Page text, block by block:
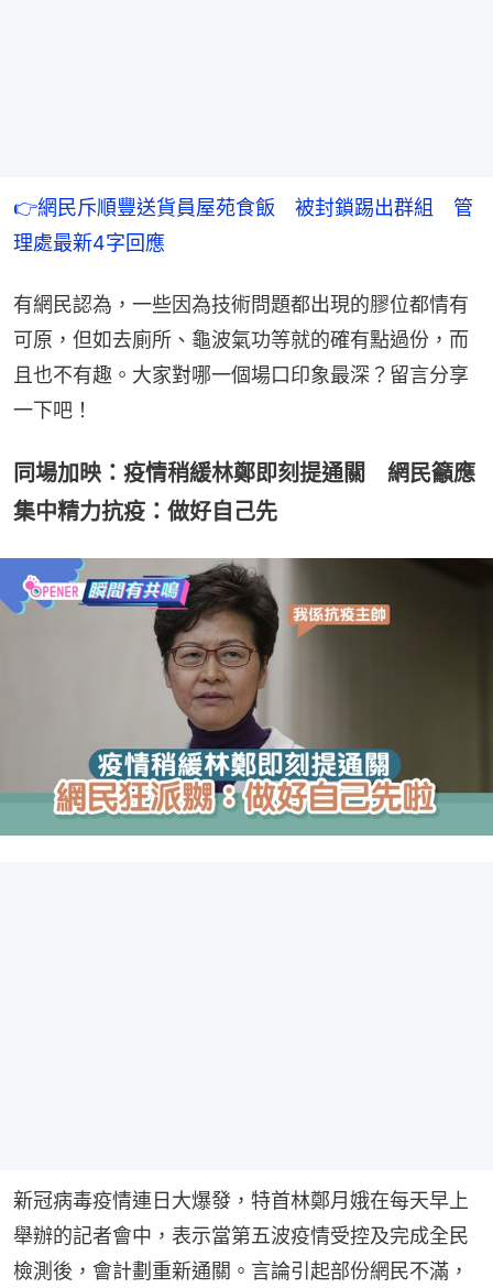
👉網民斥順豐送貨員屋苑食飯　被封鎖踢出群組　管
理處最新4字回應
有網民認為，一些因為技術問題都出現的膠位都情有
可原，但如去廁所、龜波氣功等就的確有點過份，而
且也不有趣。大家對哪一個場口印象最深？留言分享
一下吧！
同場加映：疫情稍緩林鄭即刻提通關 網民籲應
集中精力抗疫：做好自己先
新冠病毒疫情連日大爆發，特首林鄭月娥在每天早上
舉辦的記者會中，表示當第五波疫情受控及完成全民
檢測後，會計劃重新通關。言論引起部份網民不滿，